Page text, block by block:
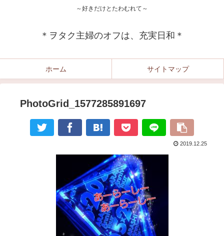
～好きだけとたわむれて～
＊ヲタク主婦のオフは、充実日和＊
ホーム サイトマップ
PhotoGrid_1577285891697
2019.12.25